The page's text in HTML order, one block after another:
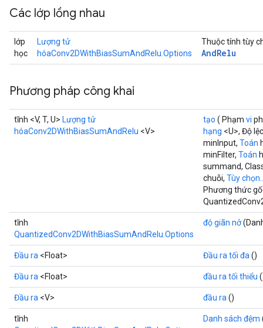
Các lớp lồng nhau
lớp
học
Lượng tử
hóaConv2DWithBiasSumAndRelu.Options
Thuộc tính tùy
AndRelu
Phương pháp công khai
tĩnh <V, T, U> Lượng tử
hóaConv2DWithBiasSumAndRelu <V>
tạo ( Phạm vi
hạng <U>, Độ
minInput, Toán
minFilter, Toán
summand,
chuỗi, Tùy
Phương thức
tĩnh
QuantizedConv2DWithBiasSumAndRelu.Options
độ giãn nở
Đầu ra <Float> Đầu ra tối đa ()
Đầu ra <Float> đầu ra tối thiểu
Đầu ra <V> đầu ra ()
tĩnh
Danh sách đệm